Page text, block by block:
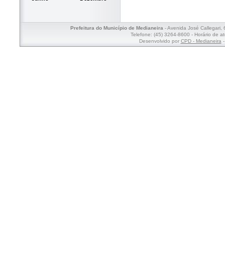
Prefeitura do Município de Medianeira- Avenida José Callegari,
Telefone: (45) 3264-8600 - Horário de
Desenvolvido por CPD - Medianeira-